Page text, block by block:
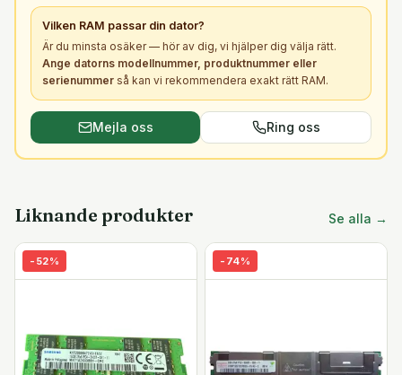
Vilken RAM passar din dator?
Är du minsta osäker — hör av dig, vi hjälper dig välja rätt.
Ange datorns modellnummer, produktnummer eller
serienummer så kan vi rekommendera exakt rätt RAM.
Mejla oss Ring oss
Liknande produkter Se alla →
- 52% - 74%